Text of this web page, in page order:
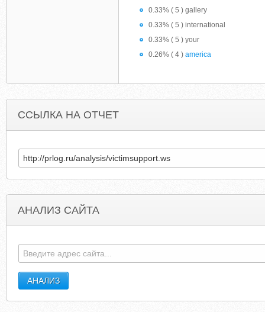
0.33% ( 5 ) gallery
0.33% ( 5 ) international
0.33% ( 5 ) your
0.26% ( 4 ) america
ССЫЛКА НА ОТЧЕТ
АНАЛИЗ САЙТА